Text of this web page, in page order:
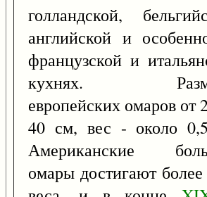
голландской,
английской и
французской и
кухнях.
европейских омаров от
40 см, вес - около
Американские
омары достигают